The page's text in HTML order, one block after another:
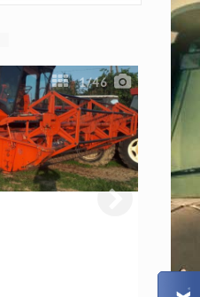
1/46